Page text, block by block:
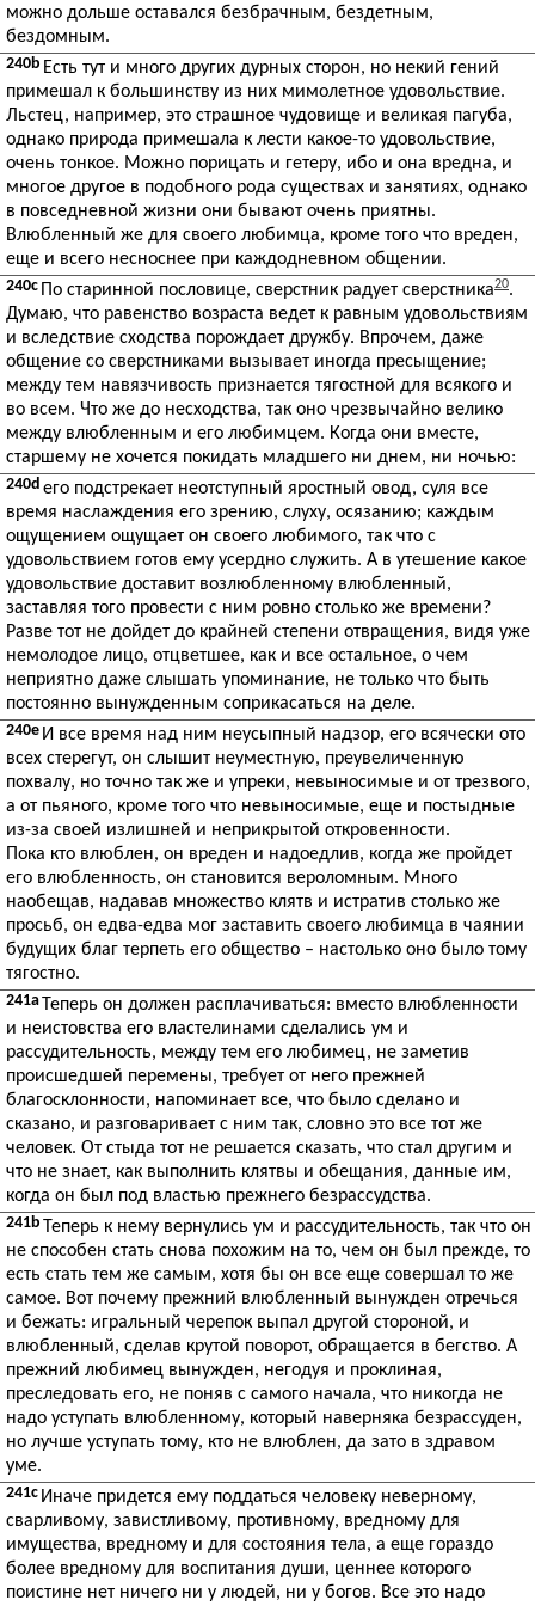
можно дольше оставался безбрачным, бездетным,
бездомным.
240b Есть тут и много других дурных сторон, но некий гений
примешал к большинству из них мимолетное удовольствие.
Льстец, например, это страшное чудовище и великая пагуба,
однако природа примешала к лести какое-то удовольствие,
очень тонкое. Можно порицать и гетеру, ибо и она вредна, и
многое другое в подобного рода существах и занятиях, однако
в повседневной жизни они бывают очень приятны.
Влюбленный же для своего любимца, кроме того что вреден,
еще и всего несноснее при каждодневном общении.
240c По старинной пословице, сверстник радует сверстника20.
Думаю, что равенство возраста ведет к равным удовольствиям
и вследствие сходства порождает дружбу. Впрочем, даже
общение со сверстниками вызывает иногда пресыщение;
между тем навязчивость признается тягостной для всякого и
во всем. Что же до несходства, так оно чрезвычайно велико
между влюбленным и его любимцем. Когда они вместе,
старшему не хочется покидать младшего ни днем, ни ночью:
240d его подстрекает неотступный яростный овод, суля все
время наслаждения его зрению, слуху, осязанию; каждым
ощущением ощущает он своего любимого, так что с
удовольствием готов ему усердно служить. А в утешение какое
удовольствие доставит возлюбленному влюбленный,
заставляя того провести с ним ровно столько же времени?
Разве тот не дойдет до крайней степени отвращения, видя уже
немолодое лицо, отцветшее, как и все остальное, о чем
неприятно даже слышать упоминание, не только что быть
постоянно вынужденным соприкасаться на деле.
240e И все время над ним неусыпный надзор, его всячески ото
всех стерегут, он слышит неуместную, преувеличенную
похвалу, но точно так же и упреки, невыносимые и от трезвого,
а от пьяного, кроме того что невыносимые, еще и постыдные
из-за своей излишней и неприкрытой откровенности.
Пока кто влюблен, он вреден и надоедлив, когда же пройдет
его влюбленность, он становится вероломным. Много
наобещав, надавав множество клятв и истратив столько же
просьб, он едва-едва мог заставить своего любимца в чаянии
будущих благ терпеть его общество – настолько оно было тому
тягостно.
241a Теперь он должен расплачиваться: вместо влюбленности
и неистовства его властелинами сделались ум и
рассудительность, между тем его любимец, не заметив
происшедшей перемены, требует от него прежней
благосклонности, напоминает все, что было сделано и
сказано, и разговаривает с ним так, словно это все тот же
человек. От стыда тот не решается сказать, что стал другим и
что не знает, как выполнить клятвы и обещания, данные им,
когда он был под властью прежнего безрассудства.
241b Теперь к нему вернулись ум и рассудительность, так что он
не способен стать снова похожим на то, чем он был прежде, то
есть стать тем же самым, хотя бы он все еще совершал то же
самое. Вот почему прежний влюбленный вынужден отречься
и бежать: игральный черепок выпал другой стороной, и
влюбленный, сделав крутой поворот, обращается в бегство. А
прежний любимец вынужден, негодуя и проклиная,
преследовать его, не поняв с самого начала, что никогда не
надо уступать влюбленному, который наверняка безрассуден,
но лучше уступать тому, кто не влюблен, да зато в здравом
уме.
241c Иначе придется ему поддаться человеку неверному,
сварливому, завистливому, противному, вредному для
имущества, вредному и для состояния тела, а еще гораздо
более вредному для воспитания души, ценнее которого
поистине нет ничего ни у людей, ни у богов. Все это надо